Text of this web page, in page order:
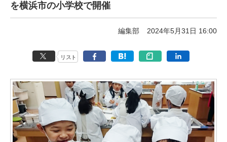
を横浜市の小学校で開催
編集部 2024年5月31日 16:00
リスト